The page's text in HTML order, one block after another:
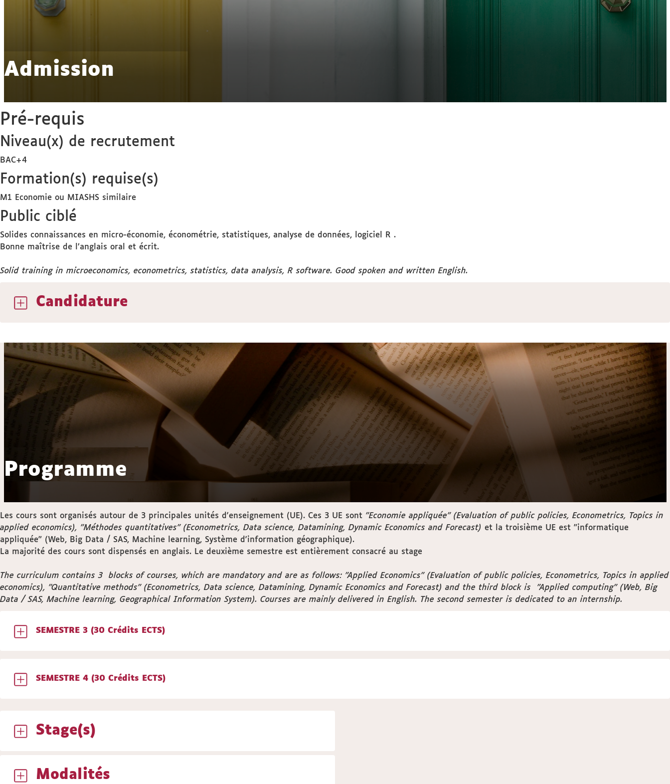
Admission
Pré-requis
Niveau(x) de recrutement
BAC+4
Formation(s) requise(s)
M1 Economie ou MIASHS similaire
Public ciblé
Solides connaissances en micro-économie, économétrie, statistiques, analyse de données, logiciel R .
Bonne maîtrise de l’anglais oral et écrit.
Solid training in microeconomics, econometrics, statistics, data analysis, R software. Good spoken and written English.
Candidature
Programme
Les cours sont organisés autour de 3 principales unités d'enseignement (UE). Ces 3 UE sont "Economie appliquée" (Evaluation of public policies, Econometrics, Topics in
applied economics), "Méthodes quantitatives" (Econometrics, Data science, Datamining, Dynamic Economics and Forecast) et la troisième UE est "informatique
appliquée" (Web, Big Data / SAS, Machine learning, Système d'information géographique).
La majorité des cours sont dispensés en anglais. Le deuxième semestre est entièrement consacré au stage
The curriculum contains 3 blocks of courses, which are mandatory and are as follows: "Applied Economics" (Evaluation of public policies, Econometrics, Topics in applied
economics), "Quantitative methods" (Econometrics, Data science, Datamining, Dynamic Economics and Forecast) and the third block is "Applied computing" (Web, Big
Data / SAS, Machine learning, Geographical Information System). Courses are mainly delivered in English. The second semester is dedicated to an internship.
SEMESTRE 3 (30 Crédits ECTS)
SEMESTRE 4 (30 Crédits ECTS)
Stage(s)
Modalités